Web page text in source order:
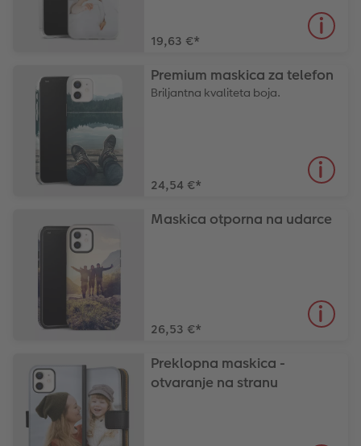
CEWE TRENUTNI ISPIS FOTOGRAFIJA
Trenutna izrada naljepnica
Dodaci
Foto kolaži
Foto vrpca
XXL Retro fotografija
Dodaci
19,63 €*
Premium maskica za telefon
Briljantna kvaliteta boja.
24,54 €*
Maskica otporna na udarce
26,53 €*
Preklopna maskica -
otvaranje na stranu